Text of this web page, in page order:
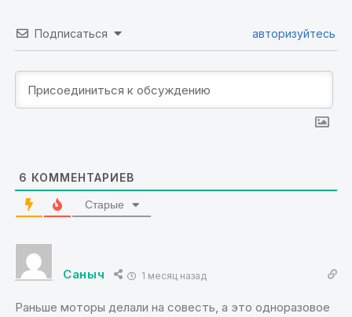
Подписаться авторизуйтесь
6 КОММЕНТАРИЕВ
Старые
Саныч 1 месяц назад
Раньше моторы делали на совесть, а это одноразовое